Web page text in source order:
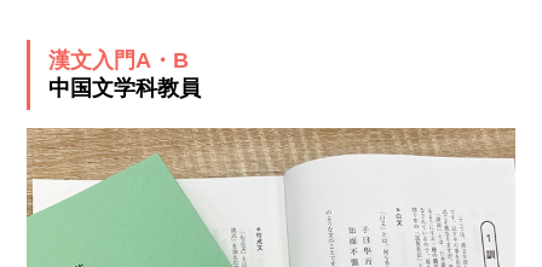
漢文入門A・B
中国文学科教員